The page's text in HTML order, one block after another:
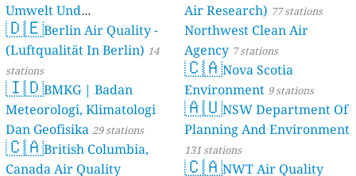
Umwelt Und
Verbraucherschutz) - LfU
46 stations
🇩🇪Berlin Air Quality -
(Luftqualität In Berlin) 14
stations
🇮🇩BMKG | Badan
Meteorologi, Klimatologi
Dan Geofisika 29 stations
🇨🇦British Columbia,
Canada Air Quality
Air Research) 77 stations
Northwest Clean Air
Agency 7 stations
🇨🇦Nova Scotia
Environment 9 stations
🇦🇺NSW Department Of
Planning And Environment
131 stations
🇨🇦NWT Air Quality